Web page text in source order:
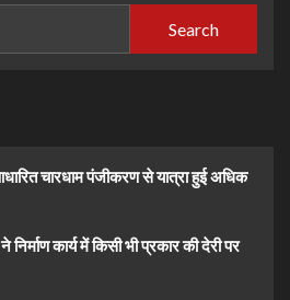
Search
चारधाम पंजीकरण से यात्रा हुई अधिक
निर्माण कार्य में किसी भी प्रकार की देरी पर